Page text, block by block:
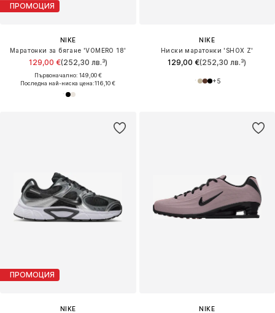
ПРОМОЦИЯ
NIKE
Маратонки за бягане 'VOMERO 18'
129,00 €(252,30 лв.³)
Първоначално: 149,00 €
Последна най-ниска цена:116,10 €
NIKE
Ниски маратонки 'SHOX Z'
129,00 €(252,30 лв.³)
+5
ПРОМОЦИЯ
NIKE
NIKE